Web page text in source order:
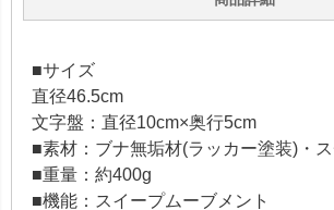
■サイズ
直径46.5cm
文字盤：直径10cm×奥行5cm
■素材：ブナ無垢材(ラッカー塗装)・
■重量：約400g
■機能：スイープムーブメント